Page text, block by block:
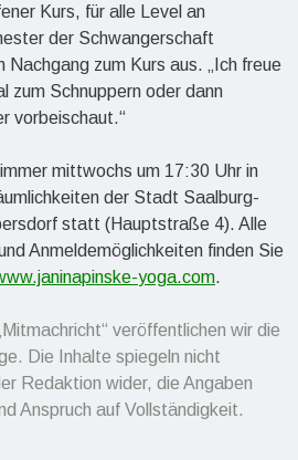
Kurs, für alle Level an
der Schwangerschaft
Nachgang zum Kurs aus. „Ich freue
zum Schnuppern oder dann
vorbeischaut.“
mittwochs um 17:30 Uhr in
der Stadt Saalburg-
statt (Hauptstraße 4). Alle
Anmeldemöglichkeiten finden Sie
yoga.com.
veröffentlichen wir die
Die Inhalte spiegeln nicht
Redaktion wider, die Angaben
Anspruch auf Vollständigkeit.